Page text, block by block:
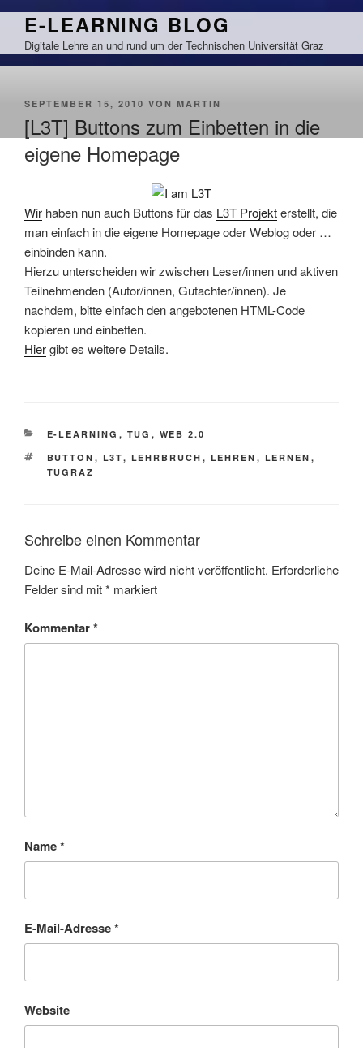
Zum
springen
E-LEARNING BLOG
Digitale Lehre an und rund um der Technischen Universität Graz
VERÖFFENTLICHT
SEPTEMBER 15, 2010 VON MARTIN
[L3T] Buttons zum Einbetten in die
eigene Homepage
Wir haben nun auch Buttons für das L3T Projekterstellt, die
man einfach in die eigene Homepage oder Weblog oder …
einbinden kann.
Hierzu unterscheiden wir zwischen Leser/innen und aktiven
Teilnehmenden (Autor/innen, Gutachter/innen). Je
nachdem, bitte einfach den angebotenen HTML-Code
kopieren und einbetten.
Hiergibt es weitere Details.
KATEGORIEN
E-LEARNING , TUG , WEB 2.0
SCHLAGWÖRTER
BUTTON , L3T, LEHRBRUCH , LEHREN , LERNEN ,
TUGRAZ
Schreibe einen Kommentar
Deine E-Mail-Adresse wird nicht veröffentlicht. Erforderliche
Felder sind mit* markiert
Kommentar*
Name*
E-Mail-Adresse*
Website